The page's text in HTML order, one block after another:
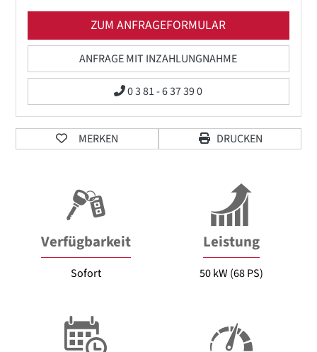
ZUM ANFRAGEFORMULAR
ANFRAGE MIT INZAHLUNGNAHME
0 3 81 - 6 37 39 0
MERKEN DRUCKEN
Verfügbarkeit
Sofort
Leistung
50 kW (68 PS)